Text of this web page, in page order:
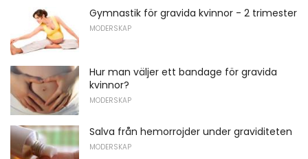
Gymnastik för gravida kvinnor - 2 trimester
MODERSKAP
Hur man väljer ett bandage för gravida
kvinnor?
MODERSKAP
Salva från hemorrojder under graviditeten
MODERSKAP